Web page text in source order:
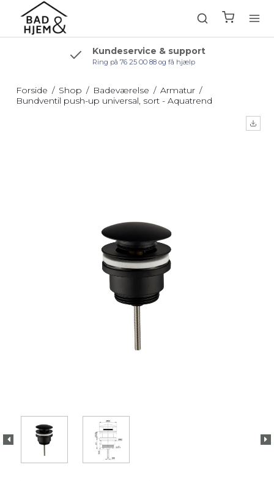
Kundeservice & support
Ring på 76 25 00 88 og få hjælp
Forside / Shop / Badeværelse / Armatur /
Bundventil push-up universal, sort - Aquatrend